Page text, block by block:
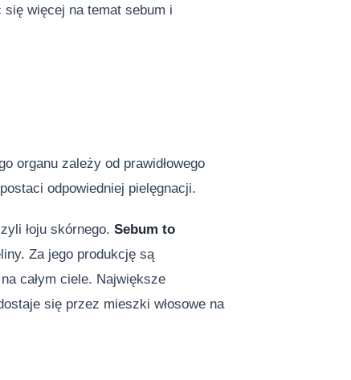
więcej na temat sebum i
organu zależy od prawidłowego
odpowiedniej pielęgnacji.
łoju skórnego.Sebum to
Za jego produkcję są
całym ciele. Największe
się przez mieszki włosowe na